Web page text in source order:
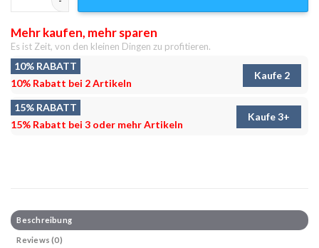
Mehr kaufen, mehr sparen
Es ist Zeit, von den kleinen Dingen zu profitieren.
10% RABATT
10% Rabatt bei 2 Artikeln
Kaufe 2
15% RABATT
15% Rabatt bei 3 oder mehr Artikeln
Kaufe 3+
Beschreibung
Reviews (0)